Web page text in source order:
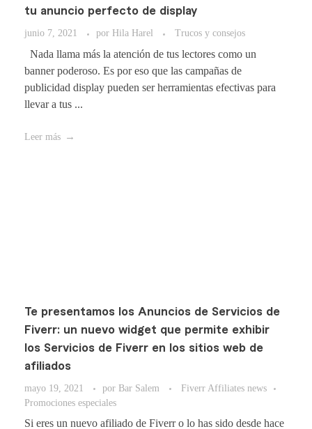
tu anuncio perfecto de display
junio 7, 2021
por Hila Harel Trucos y consejos
Nada llama más la atención de tus lectores como un
banner poderoso. Es por eso que las campañas de
publicidad display pueden ser herramientas efectivas para
llevar a tus ...
Leer más
Te presentamos los Anuncios de Servicios de
Fiverr: un nuevo widget que permite exhibir
los Servicios de Fiverr en los sitios web de
afiliados
mayo 19, 2021
por Bar Salem
Fiverr Affiliates news
Promociones especiales
Si eres un nuevo afiliado de Fiverr o lo has sido desde hace